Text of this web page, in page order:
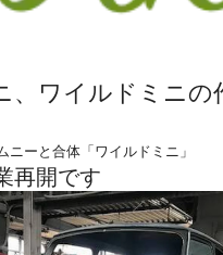
、ワイルドミニの
ニーと合体「ワイルドミニ」
再開です